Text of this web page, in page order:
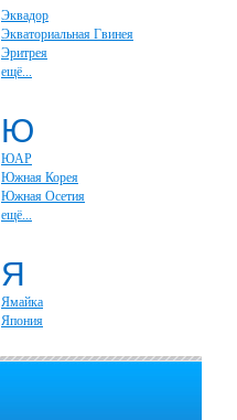
Эквадор
Экваториальная Гвинея
Эритрея
ещё...
Ю
ЮАР
Южная Корея
Южная Осетия
ещё...
Я
Ямайка
Япония